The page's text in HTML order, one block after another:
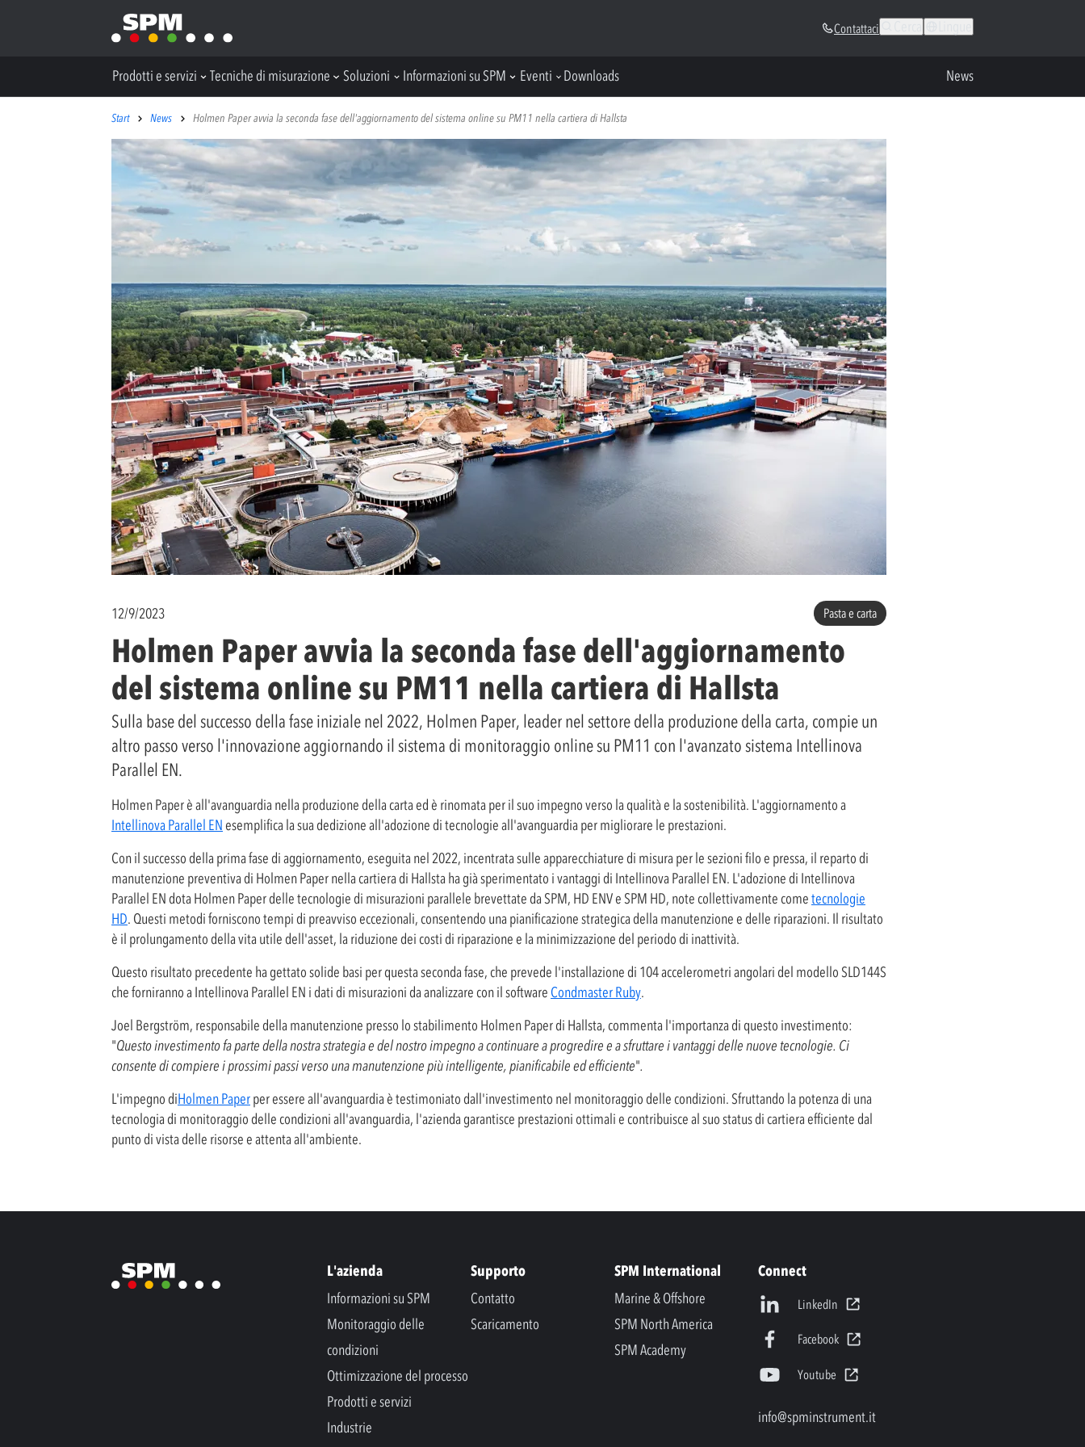
Contattaci
Prodotti e servizi Tecniche di misurazione Soluzioni Informazioni su SPM Eventi Downloads News
Start News Holmen Paper avvia la seconda fase dell'aggiornamento del sistema online su PM11 nella cartiera di Hallsta
12/9/2023 Pasta e carta
Holmen Paper avvia la seconda fase dell'aggiornamento
del sistema online su PM11 nella cartiera di Hallsta
Sulla base del successo della fase iniziale nel 2022, Holmen Paper, leader nel settore della produzione della carta, compie un
altro passo verso l'innovazione aggiornando il sistema di monitoraggio online su PM11 con l'avanzato sistema Intellinova
Parallel EN.
Holmen Paper è all'avanguardia nella produzione della carta ed è rinomata per il suo impegno verso la qualità e la sostenibilità. L'aggiornamento a
Intellinova Parallel ENesemplifica la sua dedizione all'adozione di tecnologie all'avanguardia per migliorare le prestazioni.
Con il successo della prima fase di aggiornamento, eseguita nel 2022, incentrata sulle apparecchiature di misura per le sezioni filo e pressa, il reparto di
manutenzione preventiva di Holmen Paper nella cartiera di Hallsta ha già sperimentato i vantaggi di Intellinova Parallel EN. L'adozione di Intellinova
Parallel EN dota Holmen Paper delle tecnologie di misurazioni parallele brevettate da SPM, HD ENV e SPM HD, note collettivamente cometecnologie
HD. Questi metodi forniscono tempi di preavviso eccezionali, consentendo una pianificazione strategica della manutenzione e delle riparazioni. Il risultato
è il prolungamento della vita utile dell'asset, la riduzione dei costi di riparazione e la minimizzazione del periodo di inattività.
Questo risultato precedente ha gettato solide basi per questa seconda fase, che prevede l'installazione di 104 accelerometri angolari del modello SLD144S
che forniranno a Intellinova Parallel EN i dati di misurazioni da analizzare con il software Condmaster Ruby.
Joel Bergström, responsabile della manutenzione presso lo stabilimento Holmen Paper di Hallsta, commenta l'importanza di questo investimento:
"Questo investimento fa parte della nostra strategia e del nostro impegno a continuare a progredire e a sfruttare i vantaggi delle nuove tecnologie. Ci
consente di compiere i prossimi passi verso una manutenzione più intelligente, pianificabile ed efficiente".
L'impegno diHolmen Paperper essere all'avanguardia è testimoniato dall'investimento nel monitoraggio delle condizioni. Sfruttando la potenza di una
tecnologia di monitoraggio delle condizioni all'avanguardia, l'azienda garantisce prestazioni ottimali e contribuisce al suo status di cartiera efficiente dal
punto di vista delle risorse e attenta all'ambiente.
L'azienda
Informazioni su SPM
Monitoraggio delle
condizioni
Ottimizzazione del processo
Prodotti e servizi
Industrie
Supporto
Contatto
Scaricamento
SPM International
Marine & Offshore
SPM North America
SPM Academy
Connect
LinkedIn
Facebook
Youtube
info@spminstrument.it